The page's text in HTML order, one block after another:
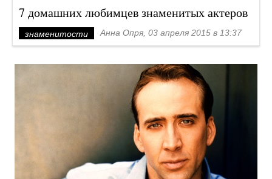
7 домашних любимцев знаменитых актеров
знаменитости Анна Опря, 03 апреля 2015 в 13:37